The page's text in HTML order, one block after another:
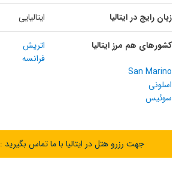
زبان رایج در ایتالیا ایتالیایی
کشورهای هم مرز ایتالیا
اتریش
فرانسه
San Marino
اسلونی
سوئیس
جهت رزرو هتل در ایتالیا با ما تماس بگیرید :